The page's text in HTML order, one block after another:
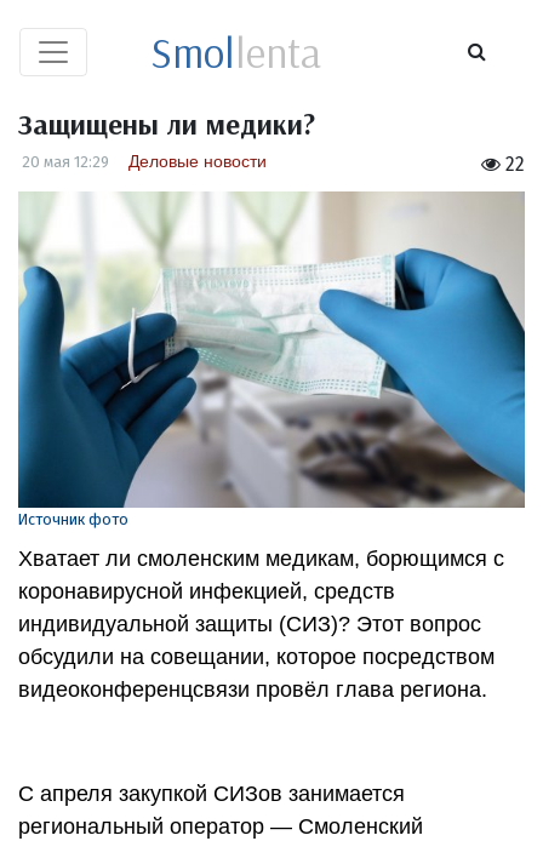
Smollenta
Защищены ли медики?
22
20 мая 12:29 Деловые новости
Источник фото
Хватает ли смоленским медикам, борющимся с
коронавирусной инфекцией, средств
индивидуальной защиты (СИЗ)? Этот вопрос
обсудили на совещании, которое посредством
видеоконференцсвязи провёл глава региона.
С апреля закупкой СИЗов занимается
региональный оператор — Смоленский